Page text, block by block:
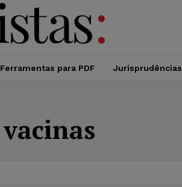
Ferramentas para PDF Jurisprudências
vacinas